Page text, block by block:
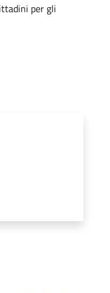
per gli